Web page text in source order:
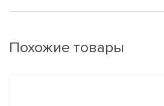
Похожие товары